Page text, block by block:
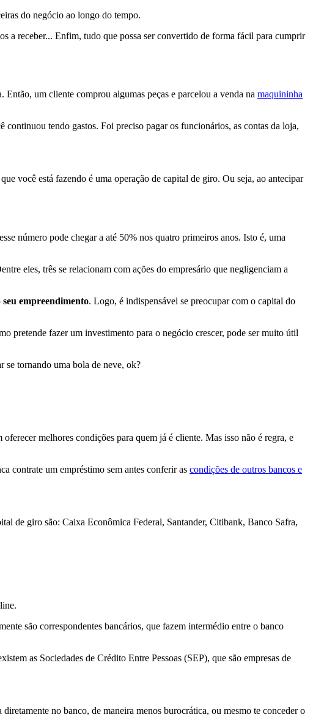
do negócio ao longo do tempo.
a receber... Enfim, tudo que possa ser convertido de forma fácil para cumprir
um cliente comprou algumas peças e parcelou a venda na maquininha
continuou tendo gastos. Foi preciso pagar os funcionários, as contas da loja,
você está fazendo é uma operação de capital de giro. Ou seja, ao antecipar
número pode chegar a até 50% nos quatro primeiros anos. Isto é, uma
eles, três se relacionam com ações do empresário que negligenciam a
empreendimento. Logo, é indispensável se preocupar com o capital do
pretende fazer um investimento para o negócio crescer, pode ser muito útil
se tornando uma bola de neve, ok?
melhores condições para quem já é cliente. Mas isso não é regra, e
contrate um empréstimo sem antes conferir as condições de outros bancos e
de giro são: Caixa Econômica Federal, Santander, Citibank, Banco Safra,
são correspondentes bancários, que fazem intermédio entre o banco
as Sociedades de Crédito Entre Pessoas (SEP), que são empresas de
no banco, de maneira menos burocrática, ou mesmo te conceder o